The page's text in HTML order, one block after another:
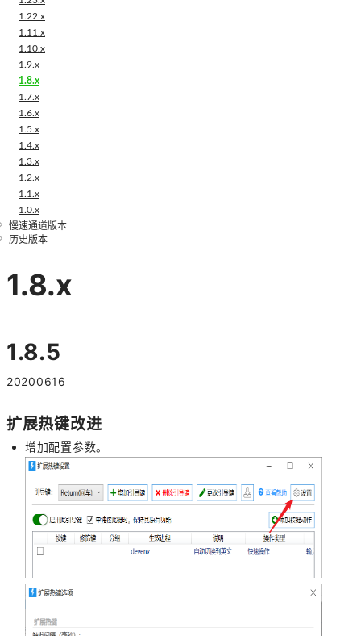
1.22.x
1.11.x
1.10.x
1.9.x
1.8.x
1.7.x
1.6.x
1.5.x
1.4.x
1.3.x
1.2.x
1.1.x
1.0.x
慢速通道版本
历史版本
1.8.x
1.8.5
20200616
扩展热键改进
增加配置参数。